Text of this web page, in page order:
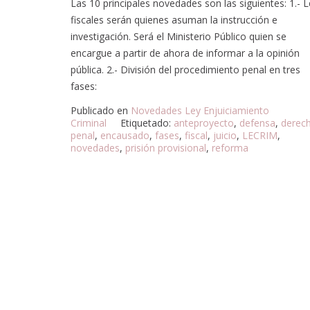
Las 10 principales novedades son las siguientes: 1.-
fiscales serán quienes asuman la instrucción e
investigación. Será el Ministerio Público quien se
encargue a partir de ahora de informar a la opinión
pública. 2.- División del procedimiento penal en tres
fases:
Publicado en Novedades Ley Enjuiciamiento
Criminal
Etiquetado: anteproyecto, defensa,
penal, encausado, fases, fiscal, juicio, LECRIM,
novedades, prisión provisional, reforma